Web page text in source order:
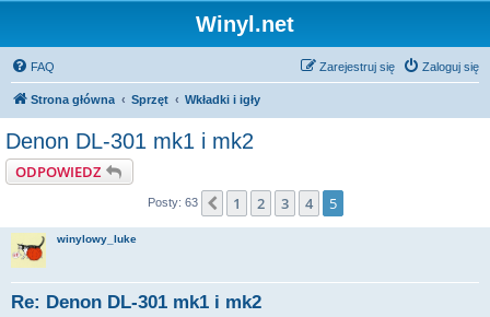
Winyl.net
FAQ Zaloguj się
Zarejestruj się
Strona główna Sprzęt Wkładki i igły
Denon DL-301 mk1 i mk2
ODPOWIEDZ
Posty: 63 Poprzednia
1 2 3 4 5
winylowy_luke
Re: Denon DL-301 mk1 i mk2